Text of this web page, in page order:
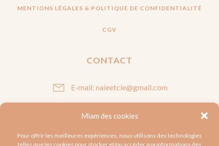
Miam des cookies
Pour offrir les meilleures expériences, nous utilisons des technologies
telles que les cookies pour stocker et/ou accéder aux informations des
MENTIONS LÉGALES & POLITIQUE DE CONFIDENTIALITÉ
CGV
CONTACT
E-mail: naieetcie@gmail.com